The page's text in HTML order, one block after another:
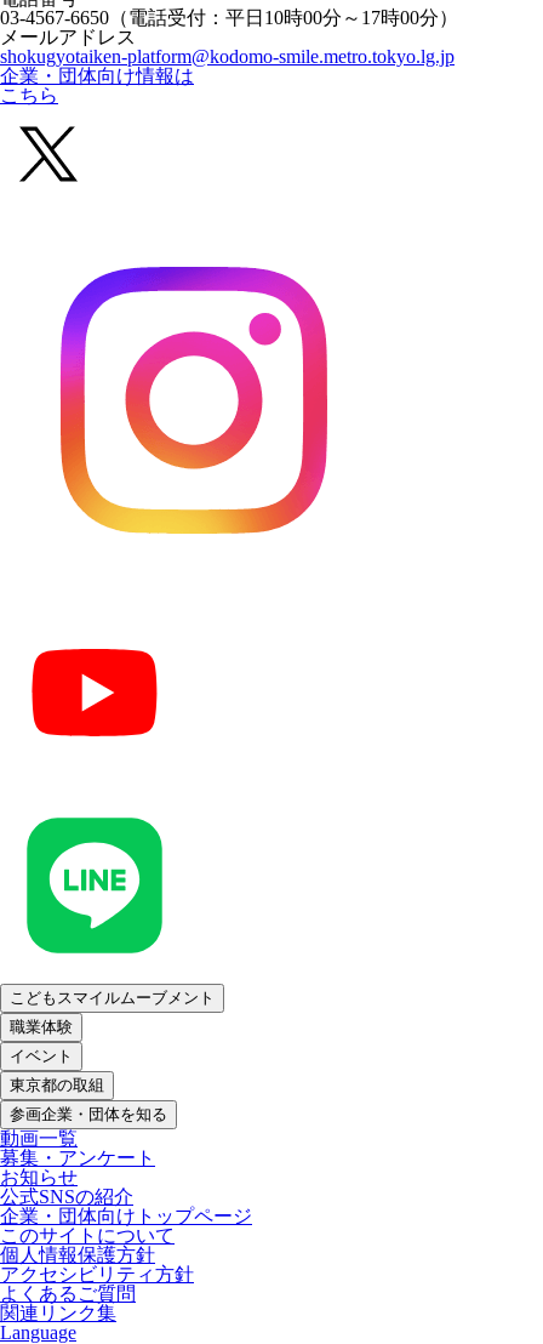
03-4567-6650 （電話受付：平日10時00分～17時00分）
メールアドレス
shokugyotaiken-platform@kodomo-smile.metro.tokyo.lg.jp
企業・団体向け情報は
こちら
こどもスマイルムーブメント
職業体験
イベント
東京都の取組
参画企業・団体を知る
動画一覧
募集・アンケート
お知らせ
公式SNSの紹介
企業・団体向けトップページ
このサイトについて
個人情報保護方針
アクセシビリティ方針
よくあるご質問
関連リンク集
Language